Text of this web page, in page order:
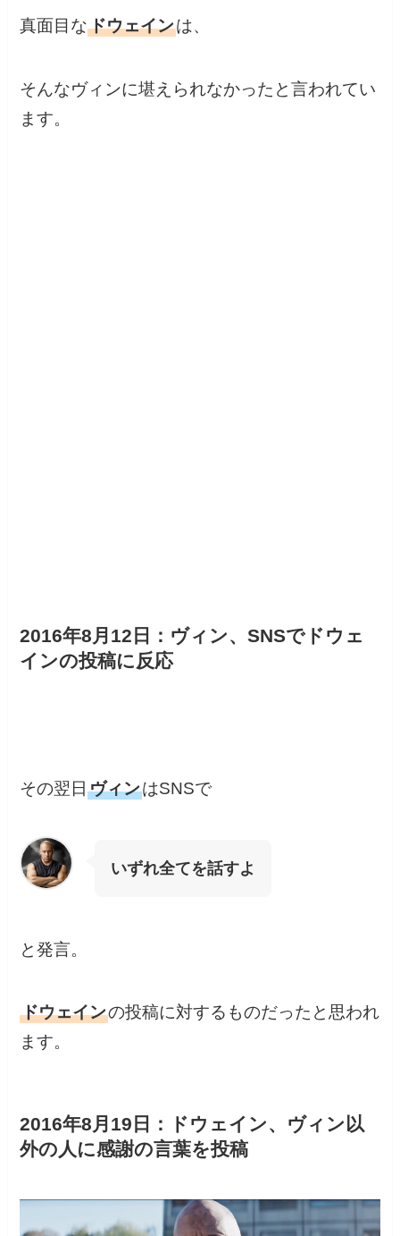
真面目なドウェインは、
そんなヴィンに堪えられなかったと言われてい
ます。
2016年8月12日：ヴィン、SNSでドウェ
インの投稿に反応
その翌日ヴィンはSNSで
いずれ全てを話すよ
と発言。
ドウェインの投稿に対するものだったと思われ
ます。
2016年8月19日：ドウェイン、ヴィン以
外の人に感謝の言葉を投稿